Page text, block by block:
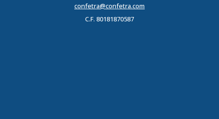
confetra@confetra.com
C.F. 80181870587